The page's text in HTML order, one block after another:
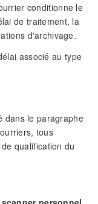
conditionne le
de traitement, la
d'archivage.
associé au type
dans le paragraphe
tous
qualification du